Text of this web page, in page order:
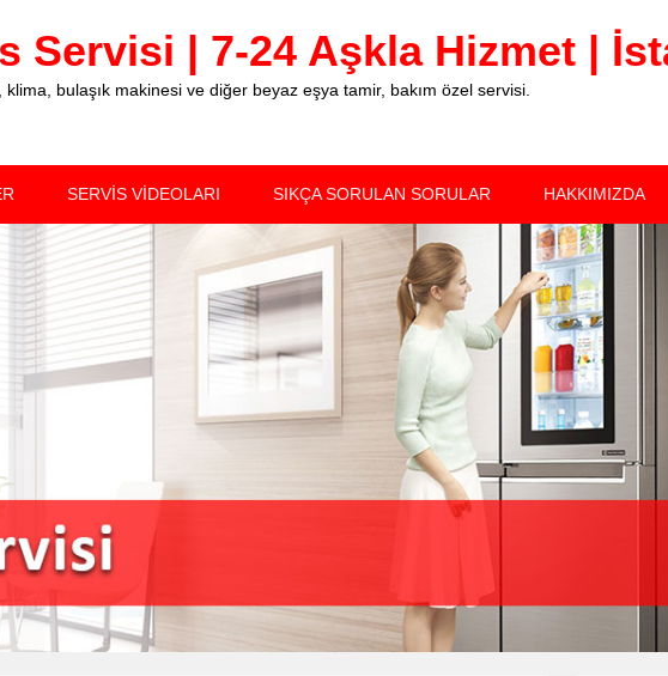
Servisi | 7-24 Aşkla Hizmet |
bulaşık makinesi ve diğer beyaz eşya tamir, bakım özel servisi.
SERVİS VİDEOLARI SIKÇA SORULAN SORULAR HAKKIMIZDA